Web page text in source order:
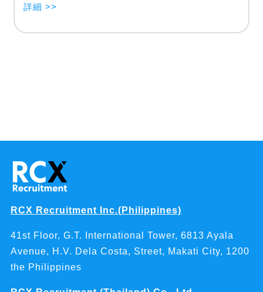
詳細 >>
RCX Recruitment Inc.(Philippines)
41st Floor, G.T. International Tower, 6813 Ayala
Avenue, H.V. Dela Costa, Street, Makati City, 1200
the Philippines